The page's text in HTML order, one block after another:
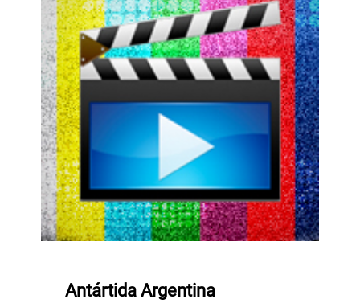
Antártida Argentina